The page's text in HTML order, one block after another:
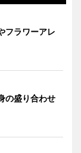
フラワーアレ
の盛り合わせ